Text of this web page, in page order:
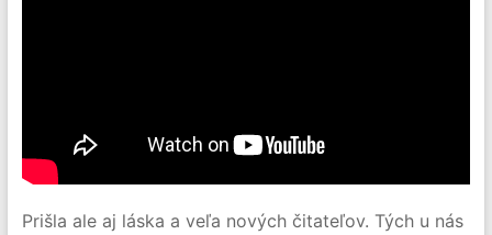
Prišla ale aj láska a veľa nových čitateľov. Tých u nás